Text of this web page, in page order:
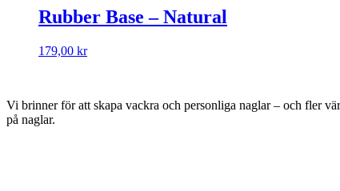
Rubber Base – Natural
179,00 kr
Vi brinner för att skapa vackra och personliga naglar – och fler
på naglar.